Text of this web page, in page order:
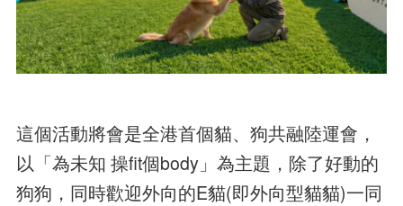
這個活動將會是全港首個貓、狗共融陸運會，
以「為未知 操fit個body」為主題，除了好動的
狗狗，同時歡迎外向的E貓(即外向型貓貓)一同